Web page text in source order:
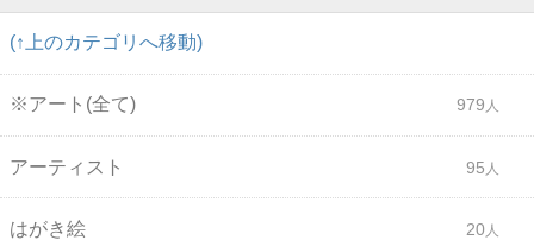
(↑上のカテゴリへ移動)
※アート(全て) 979
アーティスト 95
はがき絵 20